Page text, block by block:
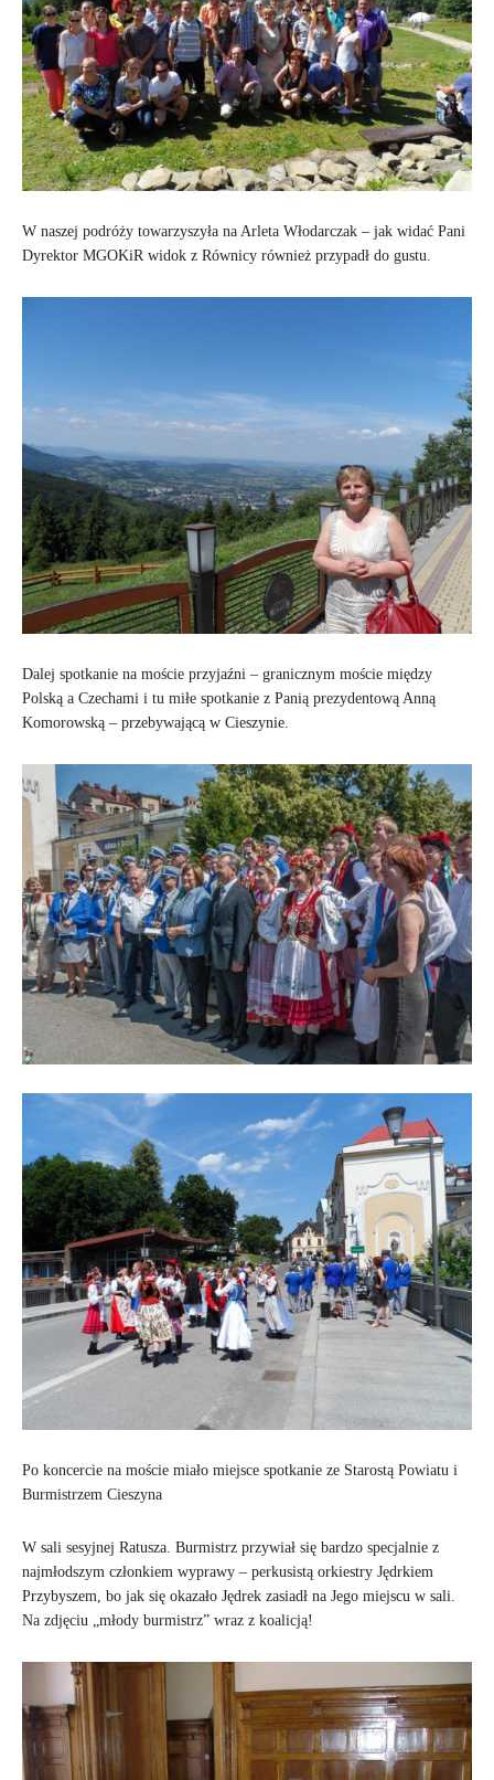
W naszej podróży towarzyszyła na Arleta Włodarczak – jak widać Pani
Dyrektor MGOKiR widok z Równicy również przypadł do gustu.
Dalej spotkanie na moście przyjaźni – granicznym moście między
Polską a Czechami i tu miłe spotkanie z Panią prezydentową Anną
Komorowską – przebywającą w Cieszynie.
Po koncercie na moście miało miejsce spotkanie ze Starostą Powiatu i
Burmistrzem Cieszyna
W sali sesyjnej Ratusza. Burmistrz przywiał się bardzo specjalnie z
najmłodszym członkiem wyprawy – perkusistą orkiestry Jędrkiem
Przybyszem, bo jak się okazało Jędrek zasiadł na Jego miejscu w sali.
Na zdjęciu „młody burmistrz” wraz z koalicją!